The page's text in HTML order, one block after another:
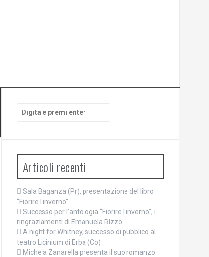
Articoli recenti
Sala Baganza (Pr), presentazione del libro
“Fiorire l’inverno”
Successo per l’antologia “Fiorire l’inverno”, i
ringraziamenti di Emanuela Rizzo
A night for Whitney, successo di pubblico al
teatro Licinium di Erba (Co)
Michela Zanarella presenta il suo romanzo